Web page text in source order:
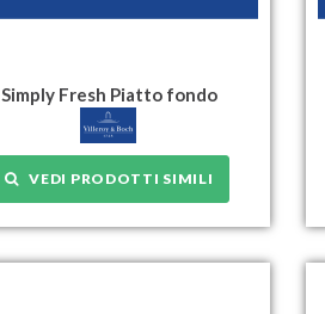
Simply Fresh Piatto fondo
VEDI PRODOTTI SIMILI